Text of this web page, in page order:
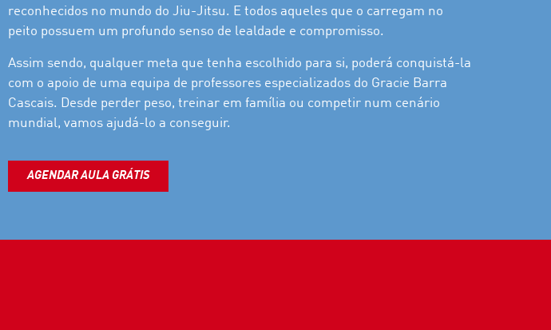
reconhecidos no mundo do Jiu-Jitsu. E todos aqueles que o carregam no
peito possuem um profundo senso de lealdade e compromisso.
Assim sendo, qualquer meta que tenha escolhido para si, poderá conquistá-la
com o apoio de uma equipa de professores especializados do Gracie Barra
Cascais. Desde perder peso, treinar em família ou competir num cenário
mundial, vamos ajudá-lo a conseguir.
AGENDAR AULA GRÁTIS